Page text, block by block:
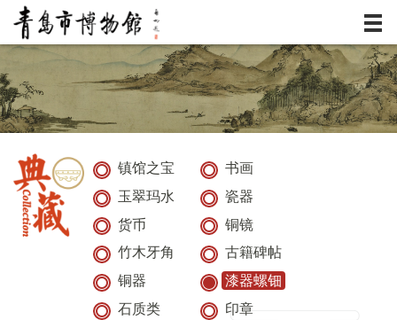
服务
资讯
展览
典藏
镇馆之宝
书画
玉翠玛水
瓷器
货币
铜镜
竹木牙角
古籍碑帖
铜器
漆器螺钿
石质类
印章